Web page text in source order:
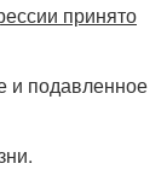
принято
и подавленное